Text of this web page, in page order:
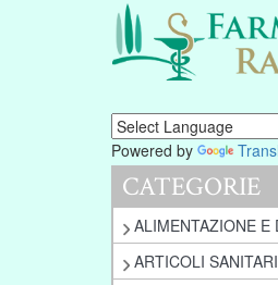
Powered by
CATEGORIE
ALIMENTAZIONE E
ARTICOLI SANITARI